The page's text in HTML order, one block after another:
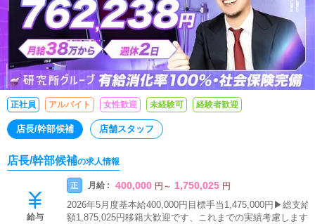
正社員 アルバイト 女性歓迎 未経験可 経験者歓迎
店長/幹部候補 店舗スタッフ
店長/幹部候補の求人情報
給与
正 月給 : 400,000 円 ～ 1,750,025 円
2026年5月度基本給400,000円目標手当1,475,000円▶︎総支給
額1,875,025円移籍大歓迎です、これまでの実績考慮します